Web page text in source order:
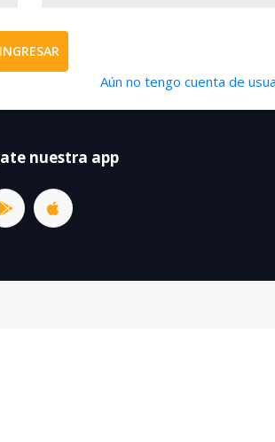
INGRESAR
Aún no tengo cuenta de
nuestra app